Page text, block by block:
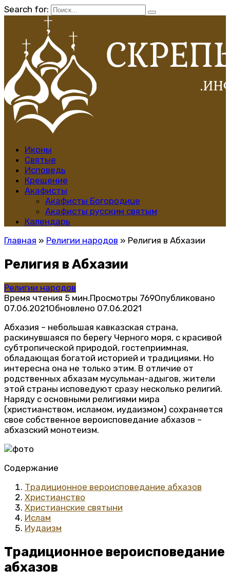
Search for:
Иконы
Святые
Исповедь
Крещение
Акафисты
Акафисты Богородице
Акафисты русским святым
Календарь
Главная » Религии народов » Религия в Абхазии
Религия в Абхазии
Религии народов
Время чтения 5 мин.Просмотры 769Опубликовано
07.06.2021Обновлено 07.06.2021
Абхазия – небольшая кавказская страна,
раскинувшаяся по берегу Черного моря, с красивой
субтропической природой, гостеприимная,
обладающая богатой историей и традициями. Но
интересна она не только этим. В отличие от
родственных абхазам мусульман-адыгов, жители
этой страны исповедуют сразу несколько религий.
Наряду с основными религиями мира
(христианством, исламом, иудаизмом) сохраняется
свое собственное вероисповедание абхазов –
абхазский монотеизм.
Содержание
Традиционное вероисповедание абхазов
Христианство
Христианские святыни
Ислам
Иудаизм
Традиционное вероисповедание
абхазов